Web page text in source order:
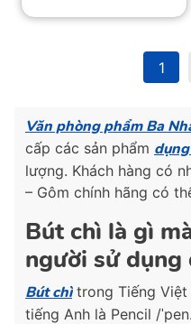
1
Văn phòng phẩm Ba
cấp các sản phẩm
lượng. Khách hàng có
– Gôm chính hãng có
Bút chì là gì
người sử dụng
Bút chìtrong Tiếng Việt
tiếng Anh là Pencil /